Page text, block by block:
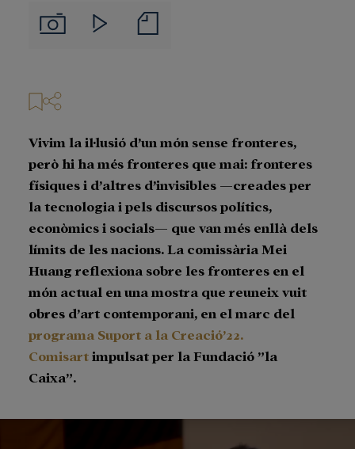
ImágenesVideos
de
Vivim la il·lusió d’un món sense fronteres,
però hi ha més fronteres que mai: fronteres
físiques i d’altres d’invisibles —creades per
la tecnologia i pels discursos polítics,
econòmics i socials— que van més enllà dels
límits de les nacions. La comissària Mei
Huang reflexiona sobre les fronteres en el
món actual en una mostra que reuneix vuit
obres d’art contemporani, en el marc del
programa Suport a la Creació’22.
Comisartimpulsat per la Fundació ”la
Caixa”.